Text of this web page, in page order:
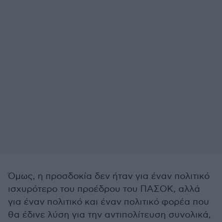
Όμως, η προσδοκία δεν ήταν για έναν πολιτικό
ισχυρότερο του προέδρου του ΠΑΣΟΚ, αλλά
για έναν πολιτικό και έναν πολιτικό φορέα που
θα έδινε λύση για την αντιπολίτευση συνολικά,